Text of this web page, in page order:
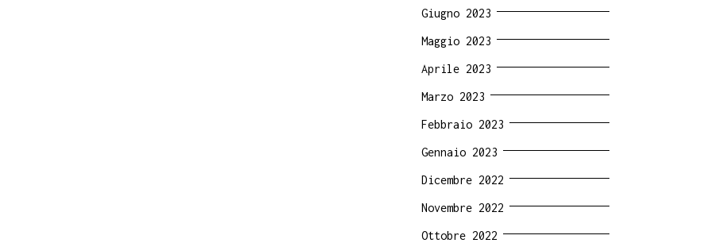
Giugno 2023
Maggio 2023
Aprile 2023
Marzo 2023
Febbraio 2023
Gennaio 2023
Dicembre 2022
Novembre 2022
Ottobre 2022